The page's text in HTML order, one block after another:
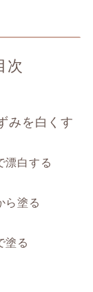
次
みを白くす
漂白する
ら塗る
塗る